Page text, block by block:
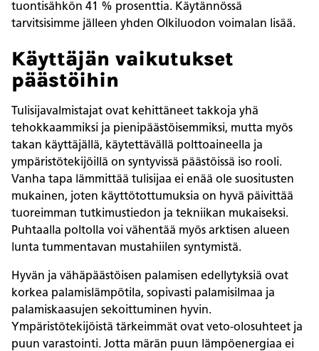
tuontisähkön 41 % prosenttia. Käytännössä
tarvitsisimme jälleen yhden Olkiluodon voimalan lisää.
Käyttäjän vaikutukset
päästöihin
Tulisijavalmistajat ovat kehittäneet takkoja yhä
tehokkaammiksi ja pienipäästöisemmiksi, mutta myös
takan käyttäjällä, käytettävällä polttoaineella ja
ympäristötekijöillä on syntyvissä päästöissä iso rooli.
Vanha tapa lämmittää tulisijaa ei enää ole suositusten
mukainen, joten käyttötottumuksia on hyvä päivittää
tuoreimman tutkimustiedon ja tekniikan mukaiseksi.
Puhtaalla poltolla voi vähentää myös arktisen alueen
lunta tummentavan mustahiilen syntymistä.
Hyvän ja vähäpäästöisen palamisen edellytyksiä ovat
korkea palamislämpötila, sopivasti palamisilmaa ja
palamiskaasujen sekoittuminen hyvin.
Ympäristötekijöistä tärkeimmät ovat veto-olosuhteet ja
puun varastointi. Jotta märän puun lämpöenergiaa ei